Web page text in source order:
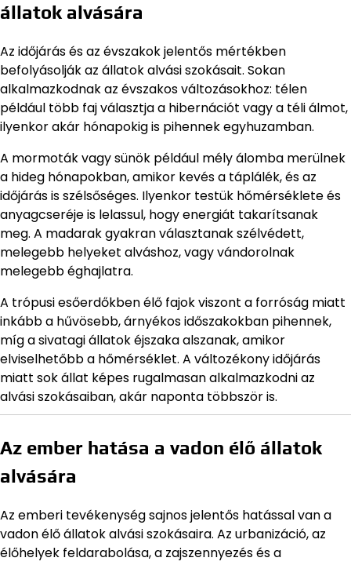
állatok alvására
Az időjárás és az évszakok jelentős mértékben
befolyásolják az állatok alvási szokásait. Sokan
alkalmazkodnak az évszakos változásokhoz: télen
például több faj választja a hibernációt vagy a téli álmot,
ilyenkor akár hónapokig is pihennek egyhuzamban.
A mormoták vagy sünök például mély álomba merülnek
a hideg hónapokban, amikor kevés a táplálék, és az
időjárás is szélsőséges. Ilyenkor testük hőmérséklete és
anyagcseréje is lelassul, hogy energiát takarítsanak
meg. A madarak gyakran választanak szélvédett,
melegebb helyeket alváshoz, vagy vándorolnak
melegebb éghajlatra.
A trópusi esőerdőkben élő fajok viszont a forróság miatt
inkább a hűvösebb, árnyékos időszakokban pihennek,
míg a sivatagi állatok éjszaka alszanak, amikor
elviselhetőbb a hőmérséklet. A változékony időjárás
miatt sok állat képes rugalmasan alkalmazkodni az
alvási szokásaiban, akár naponta többször is.
Az ember hatása a vadon élő állatok
alvására
Az emberi tevékenység sajnos jelentős hatással van a
vadon élő állatok alvási szokásaira. Az urbanizáció, az
élőhelyek feldarabolása, a zajszennyezés és a